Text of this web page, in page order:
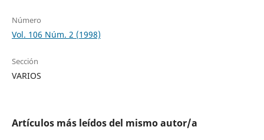
Número
Vol. 106 Núm. 2 (1998)
Sección
VARIOS
Artículos más leídos del mismo autor/a